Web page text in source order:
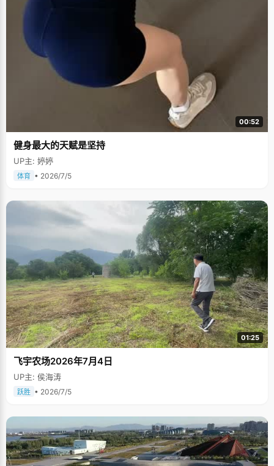
00:52
健身最大的天赋是坚持
UP主: 婷婷
体育 • 2026/7/5
01:25
飞宇农场2026年7月4日
UP主: 侯海涛
跃胜 • 2026/7/5